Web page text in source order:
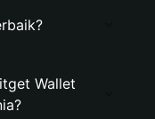
Wallet